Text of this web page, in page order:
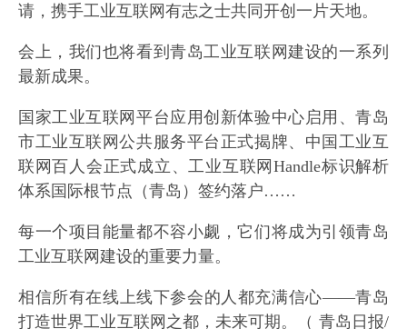
请，携手工业互联网有志之士共同开创一片天地。
会上，我们也将看到青岛工业互联网建设的一系列
最新成果。
国家工业互联网平台应用创新体验中心启用、青岛
市工业互联网公共服务平台正式揭牌、中国工业互
联网百人会正式成立、工业互联网Handle标识解析
体系国际根节点（青岛）签约落户……
每一个项目能量都不容小觑，它们将成为引领青岛
工业互联网建设的重要力量。
相信所有在线上线下参会的人都充满信心——青岛
打造世界工业互联网之都，未来可期。（ 青岛日报/